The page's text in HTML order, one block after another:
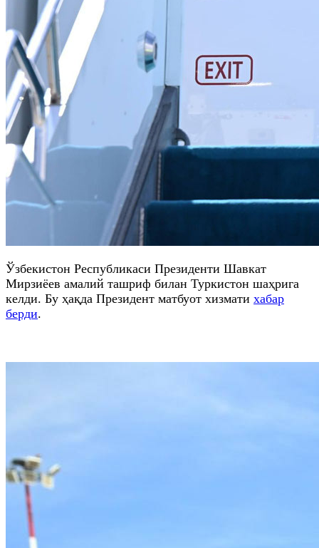
Ўзбекистон Республикаси Президенти Шавкат
Мирзиёев амалий ташриф билан Туркистон шаҳрига
келди. Бу ҳақда Президент матбуот хизмати хабар
берди.